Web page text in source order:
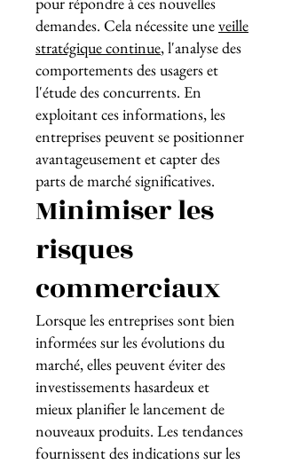
demandes. Cela nécessite uneveille
stratégique continue, l'analyse des
comportements des usagers et
l'étude des concurrents. En
exploitant ces informations, les
entreprises peuvent se positionner
avantageusement et capter des
parts de marché significatives.
Minimiser les
risques
commerciaux
Lorsque les entreprises sont bien
informées sur les évolutions du
marché, elles peuvent éviter des
investissements hasardeux et
mieux planifier le lancement de
nouveaux produits. Les tendances
fournissent des indications sur les